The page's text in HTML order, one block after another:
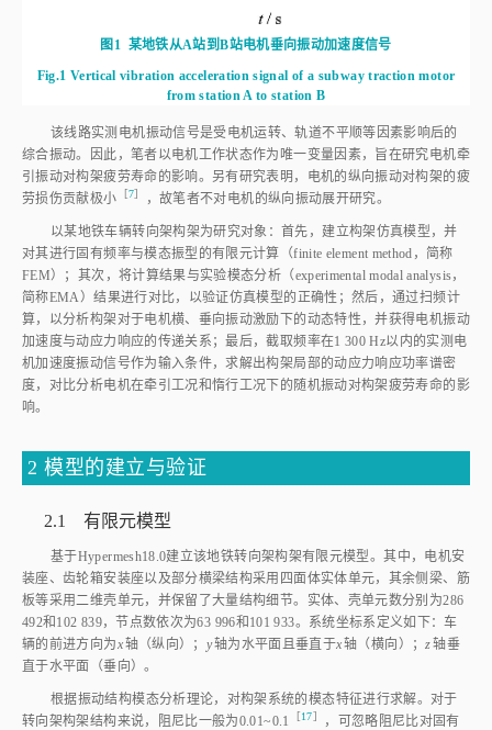
图1
某地铁从A站到B站电机垂向振动加速度信号
Fig.1 Vertical vibration acceleration signal of a subway traction motor
from station A to station B
该线路实测电机振动信号是受电机运转、轨道不平顺等因素影响后的
综合振动。因此，笔者以电机工作状态作为唯一变量因素，旨在研究电机牵
引振动对构架疲劳寿命的影响。另有研究表明，电机的纵向振动对构架的疲
劳损伤贡献极小 ［7］ ，故笔者不对电机的纵向振动展开研究。
以某地铁车辆转向架构架为研究对象：首先，建立构架仿真模型，并
对其进行固有频率与模态振型的有限元计算（finite element method，简称
FEM）；其次，将计算结果与实验模态分析（experimental modal analysis，
简称EMA）结果进行对比，以验证仿真模型的正确性；然后，通过扫频计
算，以分析构架对于电机横、垂向振动激励下的动态特性，并获得电机振动
加速度与动应力响应的传递关系；最后，截取频率在1 300 Hz以内的实测电
机加速度振动信号作为输入条件，求解出构架局部的动应力响应功率谱密
度，对比分析电机在牵引工况和惰行工况下的随机振动对构架疲劳寿命的影
响。
2 模型的建立与验证
2.1 有限元模型
基于Hypermesh18.0建立该地铁转向架构架有限元模型。其中，电机安
装座、齿轮箱安装座以及部分横梁结构采用四面体实体单元，其余侧梁、筋
板等采用二维壳单元，并保留了大量结构细节。实体、壳单元数分别为286
492和102 839，节点数依次为63 996和101 933。系统坐标系定义如下：车
辆的前进方向为x轴（纵向）； y轴为水平面且垂直于x轴（横向）；z轴垂
直于水平面（垂向）。
根据振动结构模态分析理论，对构架系统的模态特征进行求解。对于
转向架构架结构来说，阻尼比一般为0.01~0. 1 ［17］
，可忽略阻尼比对固有